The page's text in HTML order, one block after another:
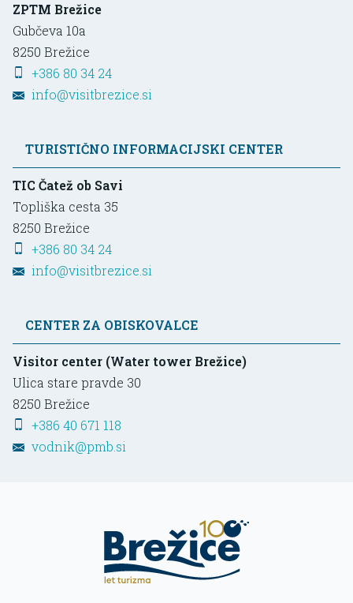
ZPTM Brežice
Gubčeva 10a
8250 Brežice
+386 80 34 24
info@visitbrezice.si
TURISTIČNO INFORMACIJSKI CENTER
TIC Čatež ob Savi
Topliška cesta 35
8250 Brežice
+386 80 34 24
info@visitbrezice.si
CENTER ZA OBISKOVALCE
Visitor center (Water tower Brežice)
Ulica stare pravde 30
8250 Brežice
+386 40 671 118
vodnik@pmb.si